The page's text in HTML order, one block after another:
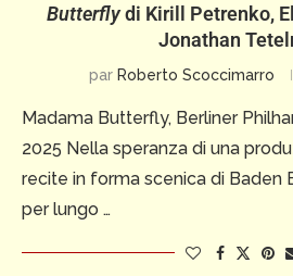
Butterflydi Kirill Petrenko,
Jonathan
par Roberto Scoccimarro
Madama Butterfly, Berliner
2025 Nella speranza di una
recite in forma scenica di Baden
per lungo …